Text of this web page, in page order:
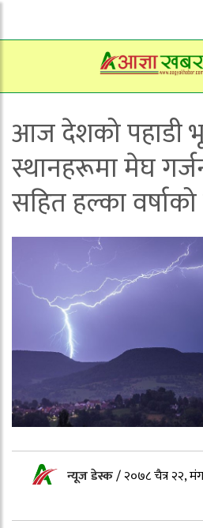
आज देशको पहाडी
स्थानहरूमा मेघ
सहित हल्का
न्यूज डेस्क/२०७८ चैत्र २२,